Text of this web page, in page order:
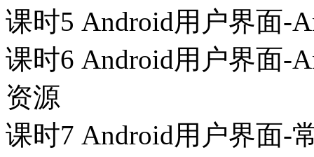
课时5 Android用户界面-
课时6 Android用户界面-
资源
课时7 Android用户界面-